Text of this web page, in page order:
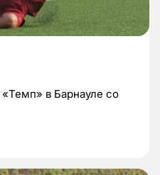
в Барнауле со